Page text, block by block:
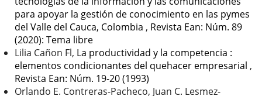
para apoyar la gestión de conocimiento en las pymes
del Valle del Cauca, Colombia , Revista Ean: Núm. 89
(2020): Tema libre
Lilia Cañon Fl, La productividad y la competencia :
elementos condicionantes del quehacer empresarial ,
Revista Ean: Núm. 19-20 (1993)
Orlando E. Contreras-Pacheco, Juan C. Lesmez-